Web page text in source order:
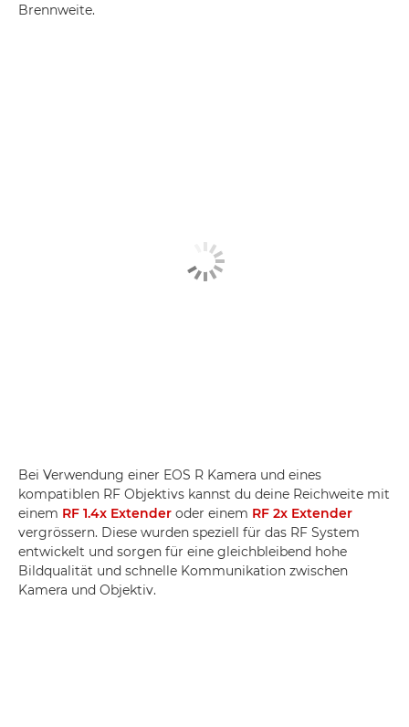
Brennweite.
Bei Verwendung einer EOS R Kamera und eines
kompatiblen RF Objektivs kannst du deine Reichweite mit
einem RF 1.4x Extender oder einem RF 2x Extender
vergrössern. Diese wurden speziell für das RF System
entwickelt und sorgen für eine gleichbleibend hohe
Bildqualität und schnelle Kommunikation zwischen
Kamera und Objektiv.